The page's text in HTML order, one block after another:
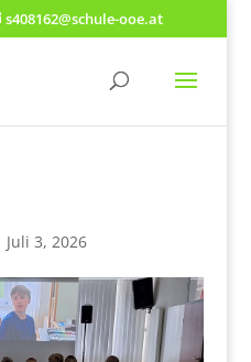
s408162@schule-ooe.at
Juli 3, 2026